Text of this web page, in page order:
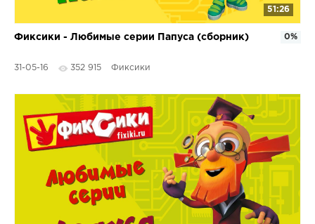
51:26
Фиксики - Любимые серии Папуса (сборник)
31-05-16 352 915 Фиксики
0%